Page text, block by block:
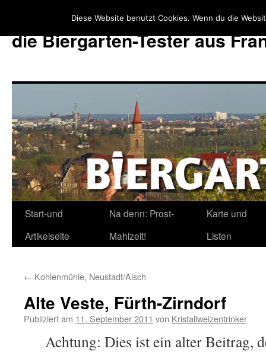
die Biergarten-Tester aus
Zum
Inhalt
Start-und
Artikelseite
Na denn: Prost-
Mahlzeit!
Karte und
Listen
← Kohlenmühle, Neustadt/Aisch
Alte Veste, Fürth-Zirndorf
Publiziert am 11. September 2011 von Kristallweizentrinker
Achtung: Dies ist ein alter Beitrag,
Diese Website benutzt Cookies. Wenn du die